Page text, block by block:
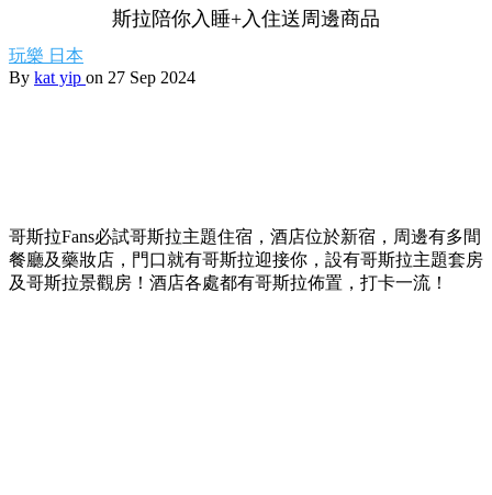
斯拉陪你入睡+入住送周邊商品
玩樂 日本
By kat yip on 27 Sep 2024
哥斯拉Fans必試哥斯拉主題住宿，酒店位於新宿，周邊有多間
餐廳及藥妝店，門口就有哥斯拉迎接你，設有哥斯拉主題套房
及哥斯拉景觀房！酒店各處都有哥斯拉佈置，打卡一流！